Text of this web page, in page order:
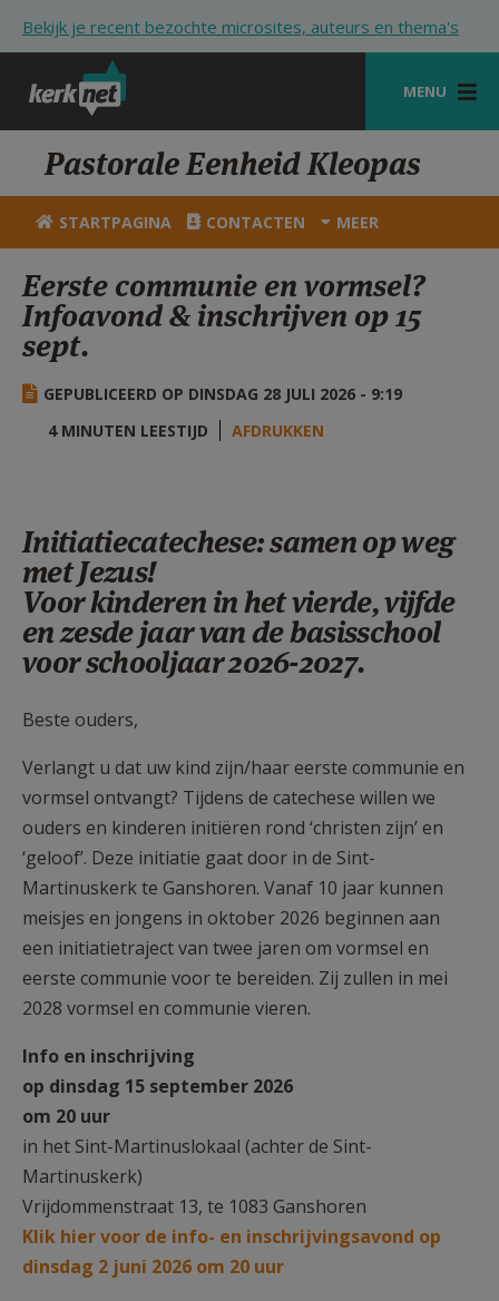
Bekijk je recent bezochte microsites, auteurs en thema's
MENU
STARTPAGINA
KERK
VIERINGEN
SHOP
HULP
STARTPAGINA PORTAAL
Pastorale Eenheid Kleopas
STARTPAGINA CONTACTEN MEER
Eerste communie en vormsel?
Infoavond & inschrijven op 15
sept.
GEPUBLICEERD OP DINSDAG 28 JULI 2026 - 9:19
4 MINUTEN LEESTIJD
AFDRUKKEN
Initiatiecatechese: samen op weg
met Jezus!
Voor kinderen in het vierde, vijfde
en zesde jaar van de basisschool
voor schooljaar 2026-2027.
Beste ouders,
Verlangt u dat uw kind zijn/haar eerste communie en
vormsel ontvangt? Tijdens de catechese willen we
ouders en kinderen initiëren rond ‘christen zijn’ en
‘geloof’. Deze initiatie gaat door in de Sint-
Martinuskerk te Ganshoren. Vanaf 10 jaar kunnen
meisjes en jongens in oktober 2026 beginnen aan
een initiatietraject van twee jaren om vormsel en
eerste communie voor te bereiden. Zij zullen in mei
2028 vormsel en communie vieren.
Info en inschrijving
op dinsdag 15 september 2026
om 20 uur
in het Sint-Martinuslokaal (achter de Sint-
Martinuskerk)
Vrijdommenstraat 13, te 1083 Ganshoren
Klik hier voor de info- en inschrijvingsavond op
dinsdag 2 juni 2026 om 20 uur